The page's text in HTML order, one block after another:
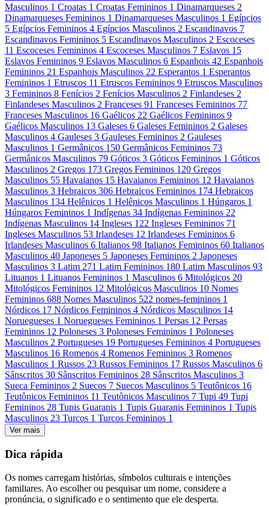
Masculinos 1 Croatas 1 Croatas Femininos 1 Dinamarqueses 2
Dinamarqueses Femininos 1 Dinamarqueses Masculinos 1 Egípcios
5 Egípcios Femininos 4 Egípcios Masculinos 2 Escandinavos 7
Escandinavos Femininos 5 Escandinavos Masculinos 2 Escoceses
11 Escoceses Femininos 4 Escoceses Masculinos 7 Eslavos 15
Eslavos Femininos 9 Eslavos Masculinos 6 Espanhois 42 Espanhois
Femininos 21 Espanhois Masculinos 22 Esperantos 1 Esperantos
Femininos 1 Etruscos 11 Etruscos Femininos 9 Etruscos Masculinos
3 Femininos 8 Fenícios 2 Fenícios Masculinos 2 Finlandeses 2
Finlandeses Masculinos 2 Franceses 91 Franceses Femininos 77
Franceses Masculinos 16 Gaélicos 22 Gaélicos Femininos 9
Gaélicos Masculinos 13 Galeses 6 Galeses Femininos 2 Galeses
Masculinos 4 Gauleses 3 Gauleses Femininos 2 Gauleses
Masculinos 1 Germânicos 150 Germânicos Femininos 73
Germânicos Masculinos 79 Góticos 3 Góticos Femininos 1 Góticos
Masculinos 2 Gregos 173 Gregos Femininos 120 Gregos
Masculinos 55 Havaianos 15 Havaianos Femininos 12 Havaianos
Masculinos 3 Hebraicos 306 Hebraicos Femininos 174 Hebraicos
Masculinos 134 Helênicos 1 Helênicos Masculinos 1 Húngaros 1
Húngaros Femininos 1 Indígenas 34 Indígenas Femininos 22
Indígenas Masculinos 14 Ingleses 122 Ingleses Femininos 71
Ingleses Masculinos 53 Irlandeses 12 Irlandeses Femininos 6
Irlandeses Masculinos 6 Italianos 98 Italianos Femininos 60 Italianos
Masculinos 40 Japoneses 5 Japoneses Femininos 2 Japoneses
Masculinos 3 Latim 271 Latim Femininos 180 Latim Masculinos 93
Lituanos 1 Lituanos Femininos 1 Masculinos 6 Mitológicos 20
Mitológicos Femininos 12 Mitológicos Masculinos 10 Nomes
Femininos 688 Nomes Masculinos 522 nomes-femininos 1
Nórdicos 17 Nórdicos Femininos 4 Nórdicos Masculinos 14
Noruegueses 1 Noruegueses Femininos 1 Persas 12 Persas
Femininos 12 Poloneses 3 Poloneses Femininos 1 Poloneses
Masculinos 2 Portugueses 19 Portugueses Femininos 4 Portugueses
Masculinos 16 Romenos 4 Romenos Femininos 3 Romenos
Masculinos 1 Russos 23 Russos Femininos 17 Russos Masculinos 6
Sânscritos 30 Sânscritos Femininos 28 Sânscritos Masculinos 3
Sueca Femininos 2 Suecos 7 Suecos Masculinos 5 Teutônicos 16
Teutônicos Femininos 11 Teutônicos Masculinos 7 Tupi 49 Tupi
Femininos 28 Tupis Guaranis 1 Tupis Guaranis Femininos 1 Tupis
Masculinos 23 Turcos 1 Turcos Femininos 1
Ver mais
Dica rápida
Os nomes carregam histórias, símbolos culturais e intenções
familiares. Ao escolher ou pesquisar um nome, considere a
pronúncia, o significado e o sentimento que ele desperta.